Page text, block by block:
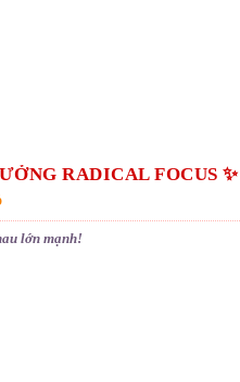
RADICAL FOCUS ✨
lớn mạnh!